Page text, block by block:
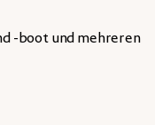
-boot und mehreren